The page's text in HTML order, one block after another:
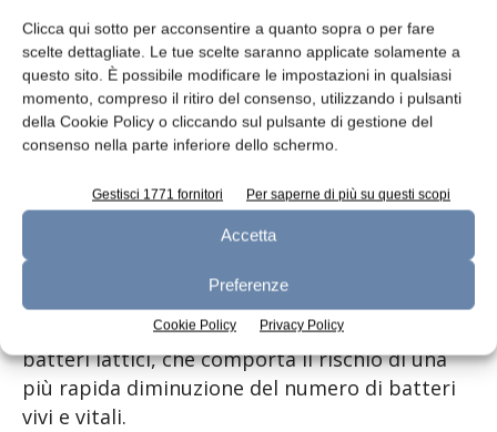
Clicca qui sotto per acconsentire a quanto sopra o per fare
scelte dettagliate. Le tue scelte saranno applicate solamente a
questo sito. È possibile modificare le impostazioni in qualsiasi
momento, compreso il ritiro del consenso, utilizzando i pulsanti
della Cookie Policy o cliccando sul pulsante di gestione del
consenso nella parte inferiore dello schermo.
Gestisci 1771 fornitori Per saperne di più su questi scopi
Accetta
Preferenze
Cookie Policy Privacy Policy
pH a valori <4,0. Tale fenomeno è definito
post-acidificazione ed è responsabile
dell’aumento del sapore acido del prodotto,
spesso associato a un sapore amaro (da
proteolisi), che ne alterano le caratteristiche
organolettiche. Entrambi i fenomeni sono
attribuiti unicamente alla specie L. delbrueckii
subsp. bulgaricus. La post-acidificazione può
causare anche una maggior separazione di
siero durante lo stoccaggio, oltre ad avere
un’influenza negativa sulla sopravvivenza dei
batteri lattici, che comporta il rischio di una
più rapida diminuzione del numero di batteri
vivi e vitali.